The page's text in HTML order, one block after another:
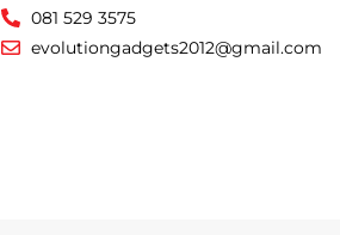
081 529 3575
evolutiongadgets2012@gmail.com